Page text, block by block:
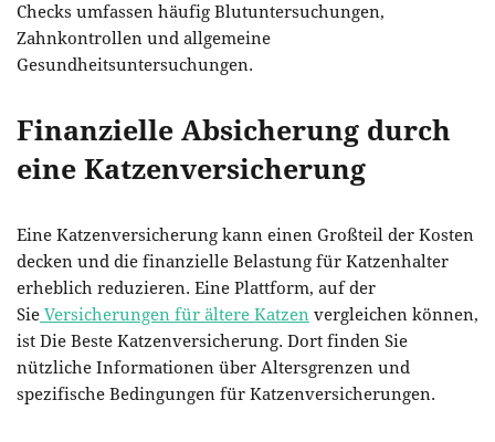
Checks umfassen häufig Blutuntersuchungen,
Zahnkontrollen und allgemeine
Gesundheitsuntersuchungen.
Finanzielle Absicherung durch
eine Katzenversicherung
Eine Katzenversicherung kann einen Großteil der Kosten
decken und die finanzielle Belastung für Katzenhalter
erheblich reduzieren. Eine Plattform, auf der
Sie Versicherungen für ältere Katzen vergleichen können,
ist Die Beste Katzenversicherung. Dort finden Sie
nützliche Informationen über Altersgrenzen und
spezifische Bedingungen für Katzenversicherungen.